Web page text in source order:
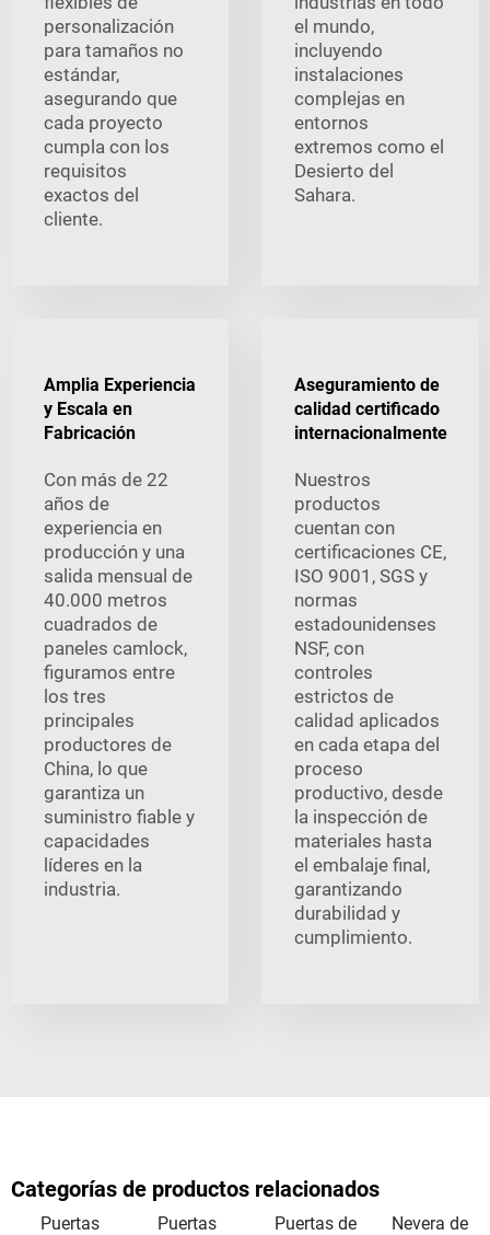
personalización
para tamaños no
estándar,
asegurando que
cada proyecto
cumpla con los
requisitos
exactos del
cliente.
el mundo,
incluyendo
instalaciones
complejas en
entornos
extremos como el
Desierto del
Sahara.
Amplia Experiencia
y Escala en
Fabricación
Con más de 22
años de
experiencia en
producción y una
salida mensual de
40.000 metros
cuadrados de
paneles camlock,
figuramos entre
los tres
principales
productores de
China, lo que
garantiza un
suministro fiable y
capacidades
líderes en la
industria.
Aseguramiento de
calidad certificado
internacionalmente
Nuestros
productos
cuentan con
certificaciones CE,
ISO 9001, SGS y
normas
estadounidenses
NSF, con
controles
estrictos de
calidad aplicados
en cada etapa del
proceso
productivo, desde
la inspección de
materiales hasta
el embalaje final,
garantizando
durabilidad y
cumplimiento.
Categorías de productos relacionados
Puertas
Puertas
Puertas de
Nevera de